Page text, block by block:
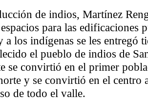
de indios, Martínez
para las edificaciones
a los indígenas se les entregó
el pueblo de indios de
se convirtió en el primer
y se convirtió en el centro
de todo el valle.